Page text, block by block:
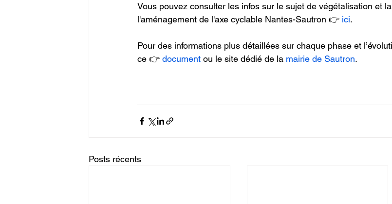
Vous pouvez consulter les infos sur le sujet de végétalisation et
l'aménagement de l'axe cyclable Nantes-Sautron 👉 ici.
Pour des informations plus détaillées sur chaque phase et
ce 👉 document ou le site dédié de la mairie de Sautron.
Posts récents